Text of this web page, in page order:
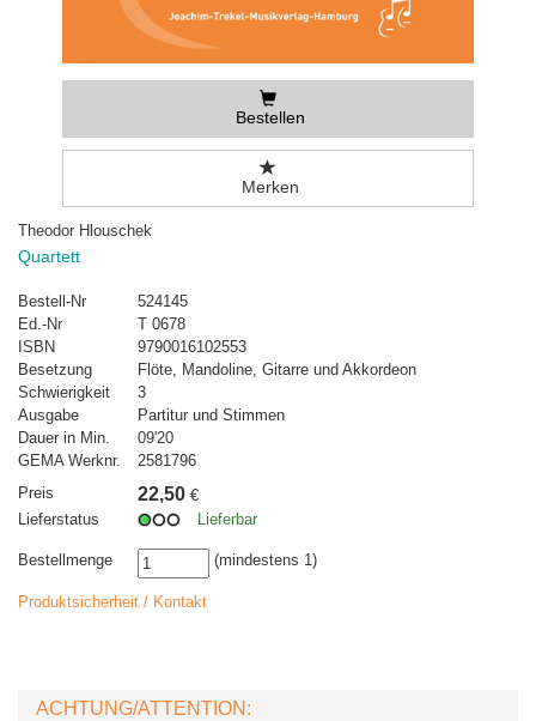
Bestellen
Merken
Theodor Hlouschek
Quartett
Bestell-Nr
524145
Ed.-Nr
T 0678
ISBN
9790016102553
Besetzung
Flöte, Mandoline, Gitarre und Akkordeon
Schwierigkeit
3
Ausgabe
Partitur und Stimmen
Dauer in Min.
09'20
GEMA Werknr.
2581796
Preis
22,50 €
Lieferstatus
Lieferbar
Bestellmenge (mindestens 1)
Produktsicherheit / Kontakt
ACHTUNG/ATTENTION: